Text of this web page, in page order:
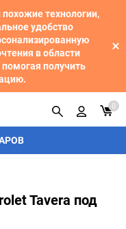
технологии,
удобство
в области
получить
0
Tavera под